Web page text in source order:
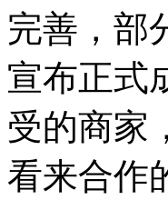
完善，部
宣布正式
受的商家
看来合作